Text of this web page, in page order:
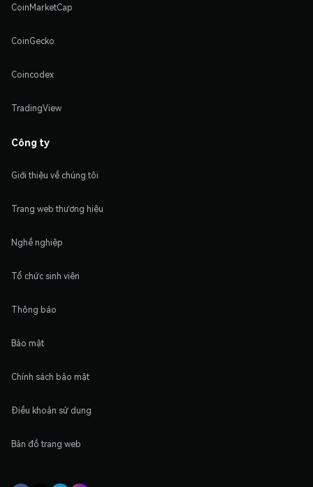
CoinMarketCap
CoinGecko
Coincodex
TradingView
Công ty
Giới thiệu về chúng tôi
Trang web thương hiệu
Nghề nghiệp
Tổ chức sinh viên
Thông báo
Bảo mật
Chính sách bảo mật
Điều khoản sử dụng
Bản đồ trang web